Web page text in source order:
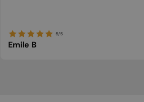
5/5
Emile B